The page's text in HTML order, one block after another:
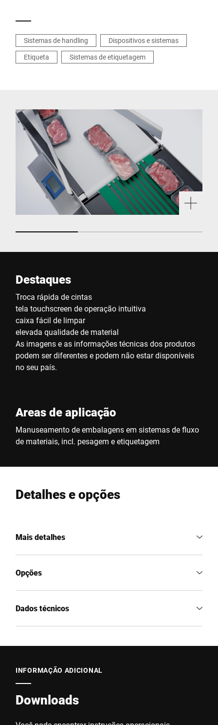
Sistemas de handling
Dispositivos e sistemas
Etiqueta
Sistemas de etiquetagem
Destaques
Troca rápida de cintas
tela touchscreen de operação intuitiva
caixa fácil de limpar
elevada qualidade de material
As imagens e as informações técnicas dos produtos
podem ser diferentes e podem não estar disponíveis
no seu país.
Areas de aplicação
Manuseamento de embalagens em sistemas de fluxo
de materiais, incl. pesagem e etiquetagem
Detalhes e opções
Mais detalhes
Opções
Dados técnicos
INFORMAÇÃO ADICIONAL
Downloads